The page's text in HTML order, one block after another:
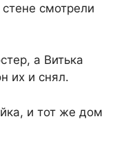
смотрели
а Витька
их и снял.
и тот же дом